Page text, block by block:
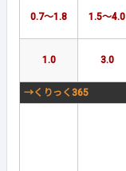
0.7～1.8 1.5～4.0
1.0 3.0
→くりっく365